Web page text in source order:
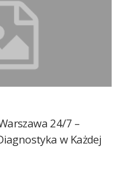
24/7 –
w Każdej